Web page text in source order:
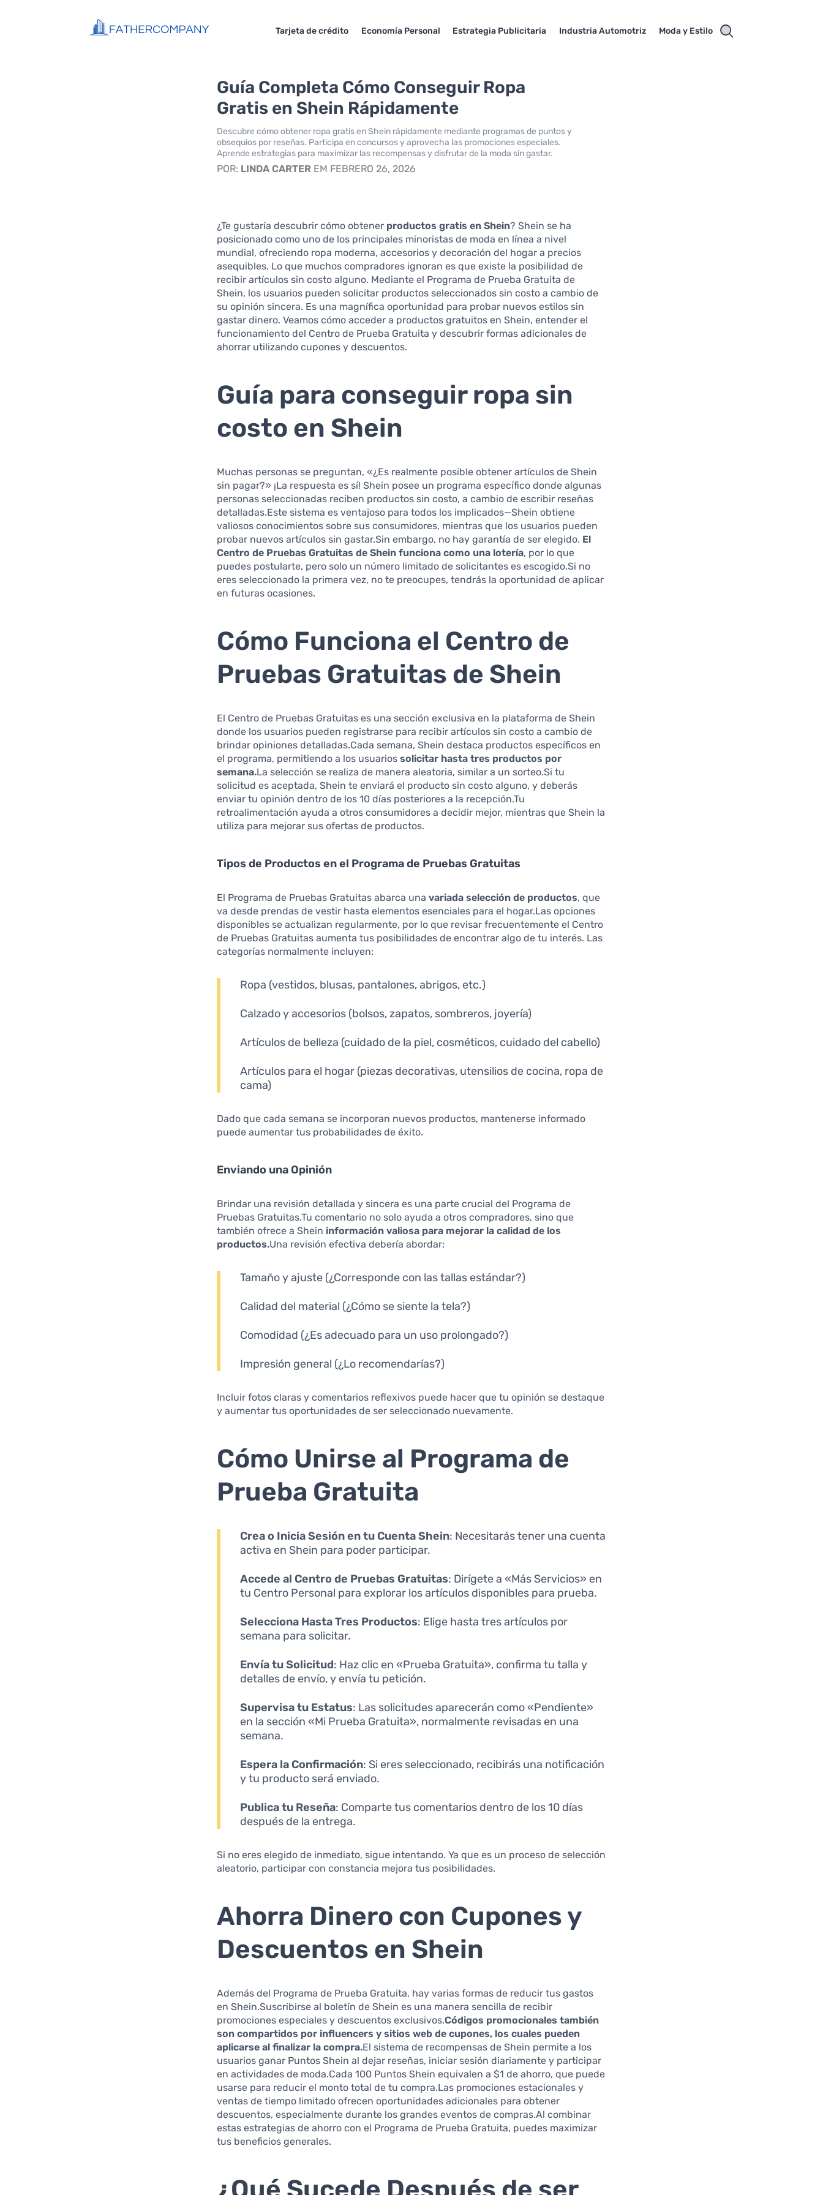
Tarjeta de crédito Economía Personal Estrategia Publicitaria Industria Automotriz Moda y Estilo
Guía Completa Cómo Conseguir Ropa
Gratis en Shein Rápidamente
Descubre cómo obtener ropa gratis en Shein rápidamente mediante programas de puntos y
obsequios por reseñas. Participa en concursos y aprovecha las promociones especiales.
Aprende estrategias para maximizar las recompensas y disfrutar de la moda sin gastar.
POR: LINDA CARTER EM FEBRERO 26, 2026
¿Te gustaría descubrir cómo obtener productos gratis en Shein? Shein se ha
posicionado como uno de los principales minoristas de moda en línea a nivel
mundial, ofreciendo ropa moderna, accesorios y decoración del hogar a precios
asequibles. Lo que muchos compradores ignoran es que existe la posibilidad de
recibir artículos sin costo alguno. Mediante el Programa de Prueba Gratuita de
Shein, los usuarios pueden solicitar productos seleccionados sin costo a cambio de
su opinión sincera. Es una magnífica oportunidad para probar nuevos estilos sin
gastar dinero. Veamos cómo acceder a productos gratuitos en Shein, entender el
funcionamiento del Centro de Prueba Gratuita y descubrir formas adicionales de
ahorrar utilizando cupones y descuentos.
Guía para conseguir ropa sin
costo en Shein
Muchas personas se preguntan, «¿Es realmente posible obtener artículos de Shein
sin pagar?» ¡La respuesta es sí! Shein posee un programa específico donde algunas
personas seleccionadas reciben productos sin costo, a cambio de escribir reseñas
detalladas.Este sistema es ventajoso para todos los implicados—Shein obtiene
valiosos conocimientos sobre sus consumidores, mientras que los usuarios pueden
probar nuevos artículos sin gastar.Sin embargo, no hay garantía de ser elegido. El
Centro de Pruebas Gratuitas de Shein funciona como una lotería, por lo que
puedes postularte, pero solo un número limitado de solicitantes es escogido.Si no
eres seleccionado la primera vez, no te preocupes, tendrás la oportunidad de aplicar
en futuras ocasiones.
Cómo Funciona el Centro de
Pruebas Gratuitas de Shein
El Centro de Pruebas Gratuitas es una sección exclusiva en la plataforma de Shein
donde los usuarios pueden registrarse para recibir artículos sin costo a cambio de
brindar opiniones detalladas.Cada semana, Shein destaca productos específicos en
el programa, permitiendo a los usuariossolicitar hasta tres productos por
semana.La selección se realiza de manera aleatoria, similar a un sorteo.Si tu
solicitud es aceptada, Shein te enviará el producto sin costo alguno, y deberás
enviar tu opinión dentro de los 10 días posteriores a la recepción.Tu
retroalimentación ayuda a otros consumidores a decidir mejor, mientras que Shein la
utiliza para mejorar sus ofertas de productos.
Tipos de Productos en el Programa de Pruebas Gratuitas
El Programa de Pruebas Gratuitas abarca unavariada selección de productos, que
va desde prendas de vestir hasta elementos esenciales para el hogar.Las opciones
disponibles se actualizan regularmente, por lo que revisar frecuentemente el Centro
de Pruebas Gratuitas aumenta tus posibilidades de encontrar algo de tu interés. Las
categorías normalmente incluyen:
Ropa (vestidos, blusas, pantalones, abrigos, etc.)
Calzado y accesorios (bolsos, zapatos, sombreros, joyería)
Artículos de belleza (cuidado de la piel, cosméticos, cuidado del cabello)
Artículos para el hogar (piezas decorativas, utensilios de cocina, ropa de
cama)
Dado que cada semana se incorporan nuevos productos, mantenerse informado
puede aumentar tus probabilidades de éxito.
Enviando una Opinión
Brindar una revisión detallada y sincera es una parte crucial del Programa de
Pruebas Gratuitas.Tu comentario no solo ayuda a otros compradores, sino que
también ofrece a Shein información valiosa para mejorar la calidad de los
productos.Una revisión efectiva debería abordar:
Tamaño y ajuste (¿Corresponde con las tallas estándar?)
Calidad del material (¿Cómo se siente la tela?)
Comodidad (¿Es adecuado para un uso prolongado?)
Impresión general (¿Lo recomendarías?)
Incluir fotos claras y comentarios reflexivos puede hacer que tu opinión se destaque
y aumentar tus oportunidades de ser seleccionado nuevamente.
Cómo Unirse al Programa de
Prueba Gratuita
Crea o Inicia Sesión en tu Cuenta Shein: Necesitarás tener una cuenta
activa en Shein para poder participar.
Accede al Centro de Pruebas Gratuitas: Dirígete a «Más Servicios» en
tu Centro Personal para explorar los artículos disponibles para prueba.
Selecciona Hasta Tres Productos: Elige hasta tres artículos por
semana para solicitar.
Envía tu Solicitud: Haz clic en «Prueba Gratuita», confirma tu talla y
detalles de envío, y envía tu petición.
Supervisa tu Estatus: Las solicitudes aparecerán como «Pendiente»
en la sección «Mi Prueba Gratuita», normalmente revisadas en una
semana.
Espera la Confirmación: Si eres seleccionado, recibirás una notificación
y tu producto será enviado.
Publica tu Reseña: Comparte tus comentarios dentro de los 10 días
después de la entrega.
Si no eres elegido de inmediato, sigue intentando. Ya que es un proceso de selección
aleatorio, participar con constancia mejora tus posibilidades.
Ahorra Dinero con Cupones y
Descuentos en Shein
Además del Programa de Prueba Gratuita, hay varias formas de reducir tus gastos
en Shein.Suscribirse al boletín de Shein es una manera sencilla de recibir
promociones especiales y descuentos exclusivos.Códigos promocionales también
son compartidos por influencers y sitios web de cupones, los cuales pueden
aplicarse al finalizar la compra.El sistema de recompensas de Shein permite a los
usuarios ganar Puntos Shein al dejar reseñas, iniciar sesión diariamente y participar
en actividades de moda.Cada 100 Puntos Shein equivalen a $1 de ahorro, que puede
usarse para reducir el monto total de tu compra.Las promociones estacionales y
ventas de tiempo limitado ofrecen oportunidades adicionales para obtener
descuentos, especialmente durante los grandes eventos de compras.Al combinar
estas estrategias de ahorro con el Programa de Prueba Gratuita, puedes maximizar
tus beneficios generales.